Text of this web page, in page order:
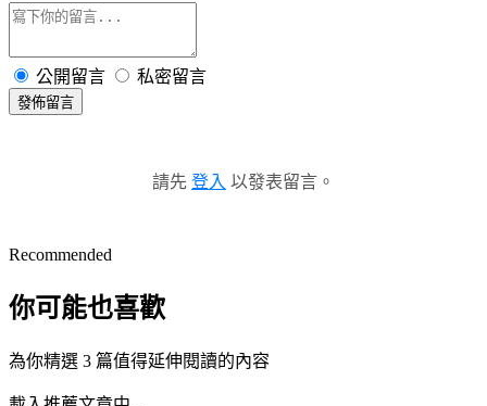
公開留言 私密留言
發佈留言
請先 登入 以發表留言。
Recommended
你可能也喜歡
為你精選 3 篇值得延伸閱讀的內容